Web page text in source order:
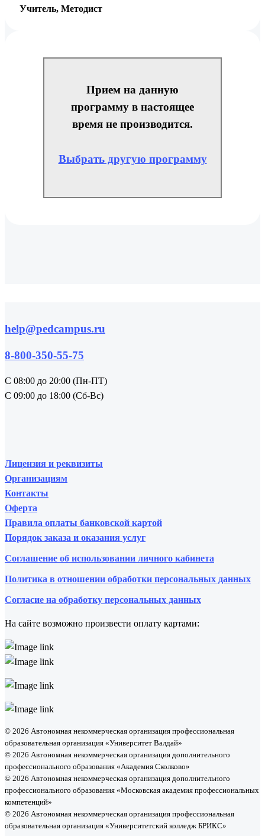
Учитель, Методист
Прием на данную
программу в настоящее
время не производится.
Выбрать другую программу
help@pedcampus.ru
8-800-350-55-75
С 08:00 до 20:00 (Пн-ПТ)
С 09:00 до 18:00 (Сб-Вс)
Лицензия и реквизиты
Организациям
Контакты
Оферта
Правила оплаты банковской картой
Порядок заказа и оказания услуг
Соглашение об использовании личного кабинета
Политика в отношении обработки персональных данных
Согласие на обработку персональных данных
На сайте возможно произвести оплату картами:
© 2026 Автономная некоммерческая организация профессиональная
образовательная организация «Университет Валдай»
© 2026 Автономная некоммерческая организация дополнительного
профессионального образования «Академия Сколково»
© 2026 Автономная некоммерческая организация дополнительного
профессионального образования «Московская академия профессиональных
компетенций»
© 2026 Автономная некоммерческая организация профессиональная
образовательная организация «Университетский колледж БРИКС»